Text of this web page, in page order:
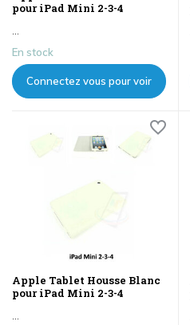
pour iPad Mini 2-3-4
...
En stock
Connectez vous pour voir
Apple Tablet Housse Blanc
pour iPad Mini 2-3-4